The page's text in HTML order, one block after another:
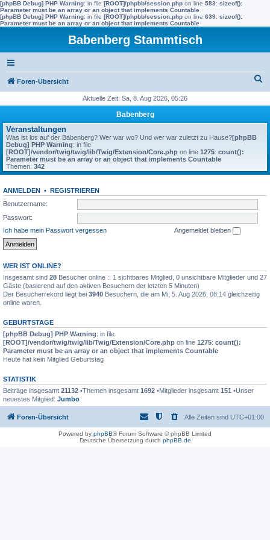
[phpBB Debug] PHP Warning: in file [ROOT]/phpbb/session.php on line 583: sizeof():
Parameter must be an array or an object that implements Countable
[phpBB Debug] PHP Warning: in file [ROOT]/phpbb/session.php on line 639: sizeof():
Parameter must be an array or an object that implements Countable
Babenberg Stammtisch
Foren-Übersicht
h
Aktuelle Zeit: Sa, 8. Aug 2026, 05:26
Babenberg
Veranstaltungen
Was ist los auf der Babenberg? Wer war wo? Und wer war zuletzt zu Hause?[phpBB
Debug] PHP Warning: in file
[ROOT]/vendor/twig/twig/lib/Twig/Extension/Core.php on line 1275: count():
Parameter must be an array or an object that implements Countable
Themen: 342
ANMELDEN • REGISTRIEREN
Benutzername:
Passwort:
Ich habe mein Passwort vergessen
Angemeldet bleiben
WER IST ONLINE?
Insgesamt sind 28 Besucher online :: 1 sichtbares Mitglied, 0 unsichtbare Mitglieder und 27
Gäste (basierend auf den aktiven Besuchern der letzten 5 Minuten)
Der Besucherrekord liegt bei 3940 Besuchern, die am Mi, 5. Aug 2026, 08:14 gleichzeitig
online waren.
GEBURTSTAGE
[phpBB Debug] PHP Warning: in file
[ROOT]/vendor/twig/twig/lib/Twig/Extension/Core.php on line 1275: count():
Parameter must be an array or an object that implements Countable
Heute hat kein Mitglied Geburtstag
STATISTIK
Beiträge insgesamt 21132 •Themen insgesamt 1692 •Mitglieder insgesamt 151 •Unser
neuestes Mitglied: Jumbo
Foren-Übersicht Alle Zeiten sind UTC+01:00
Powered by phpBB® Forum Software © phpBB Limited
Deutsche Übersetzung durch phpBB.de